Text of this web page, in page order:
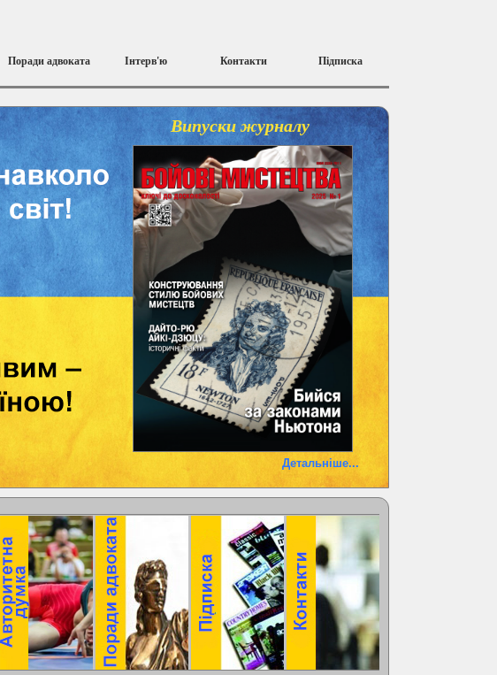
Поради адвоката Інтерв'ю Контакти Підписка
Випуски журналу
Детальніше...